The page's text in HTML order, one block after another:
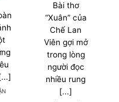
Bài thơ
“Xuân” của
Chế Lan
Viên gợi mở
trong lòng
người đọc
nhiều rung
[...]